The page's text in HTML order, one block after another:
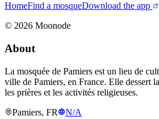
HomeFind a mosqueDownload the app
© 2026 Moonode
About
La mosquée de Pamiers est un lieu de
ville de Pamiers, en France. Elle dessert
les prières et les activités religieuses.
Pamiers, FR
N/A